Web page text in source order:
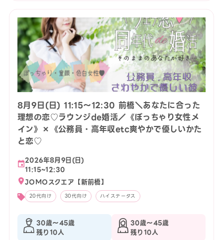
8月9日(日) 11:15〜12:30 前橋＼あなたに合った
理想の恋♡ラウンジde婚活／《ぽっちゃり女性メ
イン》×《公務員・高年収etc爽やかで優しいかた
と恋♡
2026年8月9日(日)
11:15~12:30
JOMOスクエア【新前橋】
20代向け 30代向け ハイステータス
30歳〜45歳
残り10人
30歳〜45歳
残り10人